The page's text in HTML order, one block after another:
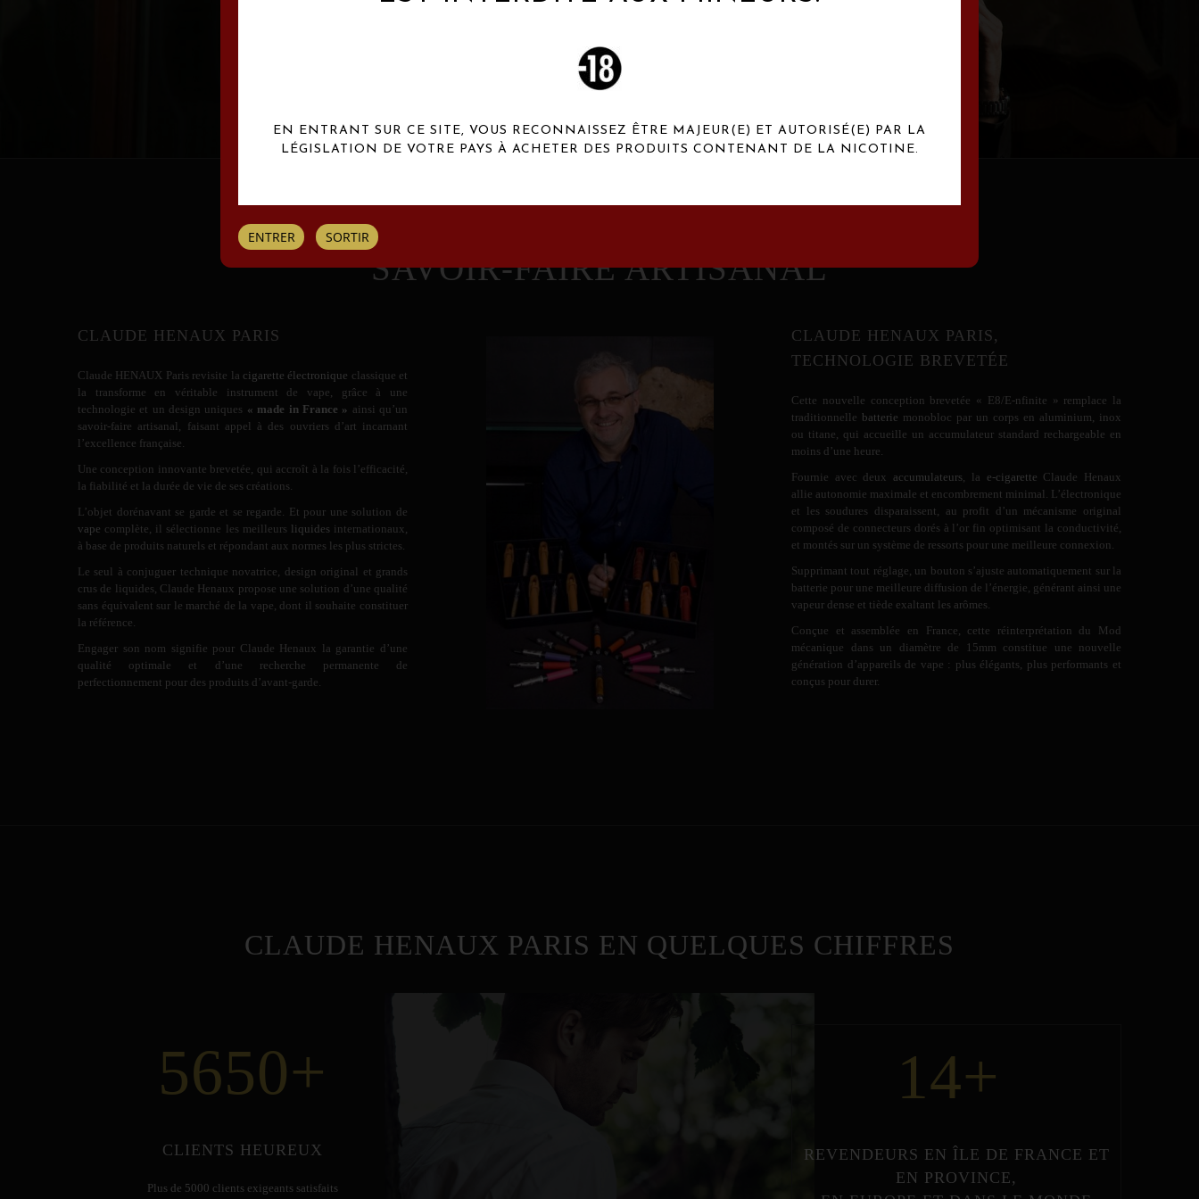
SAVOIR-FAIRE ARTISANAL
CLAUDE HENAUX PARIS
Claude HENAUX Paris revisite la cigarette électronique classique et
la transforme en véritable instrument de vape, grâce à une
technologie et un design uniques « made in France » ainsi qu’un
savoir-faire artisanal, faisant appel à des ouvriers d’art incarnant
l’excellence française.
Une conception innovante brevetée, qui accroît à la fois l’efficacité,
la fiabilité et la durée de vie de ses créations.
L’objet dorénavant se garde et se regarde. Et pour une solution de
vape complète, il sélectionne les meilleurs liquidesinternationaux,
à base de produits naturels et répondant aux normes les plus strictes.
Le seul à conjuguer technique novatrice, design original et grands
crus de liquides, Claude Henaux propose une solution d’une qualité
sans équivalent sur le marché de la vape, dont il souhaite constituer
la référence.
Engager son nom signifie pour Claude Henaux la garantie d’une
qualité optimale et d’une recherche permanente de
perfectionnement pour des produits d’avant-garde.
CLAUDE HENAUX PARIS,
TECHNOLOGIE BREVETÉE
Cette nouvelle conception brevetée « E8/E-nfinite » remplace la
traditionnelle batterie monobloc par un corps en aluminium, inox
ou titane, qui accueille un accumulateur standard rechargeable en
moins d’une heure.
Fournie avec deux accumulateurs , la e-cigarette Claude Henaux
allie autonomie maximale et encombrement minimal. L’électronique
et les soudures disparaissent, au profit d’un mécanisme original
composé de connecteurs dorés à l’or fin optimisant la conductivité,
et montés sur un système de ressorts pour une meilleure connexion.
Supprimant tout réglage, un bouton s’ajuste automatiquement sur la
batterie pour une meilleure diffusion de l’énergie, générant ainsi une
vapeur dense et tiède exaltant les arômes.
Conçue et assemblée en France, cette réinterprétation du Mod
mécanique dans un diamètre de 15mm constitue une nouvelle
génération d’appareils de vape : plus élégants, plus performants et
conçus pour durer.
CLAUDE HENAUX PARIS EN QUELQUES CHIFFRES
5650+
CLIENTS HEUREUX
Plus de 5000 clients exigeants satisfaits
14+
REVENDEURS EN ÎLE DE FRANCE ET
EN PROVINCE,
EN ENTRANT SUR CE SITE, VOUS RECONNAISSEZ ÊTRE MAJEUR(E) ET AUTORISÉ(E) PAR LA
LÉGISLATION DE VOTRE PAYS À ACHETER DES PRODUITS CONTENANT DE LA NICOTINE.
ENTRER SORTIR